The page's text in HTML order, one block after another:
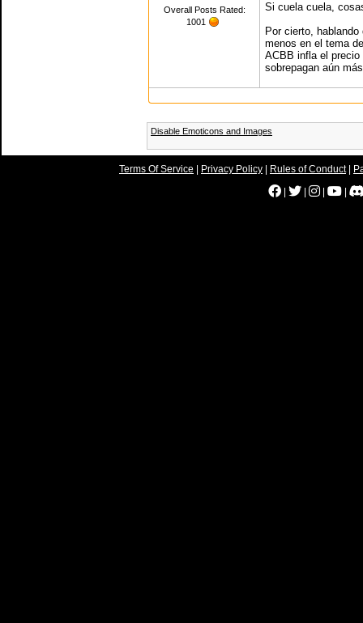
Overall Posts Rated:
1001
Si cuela cuela,
Por cierto,
menos en el tema
ACBB infla el
sobrepagan aún
Disable Emoticons and Images
Terms Of Service Privacy Policy Rules of Conduct|